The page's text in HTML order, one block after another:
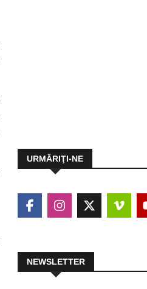
URMĂRIŢI-NE
NEWSLETTER